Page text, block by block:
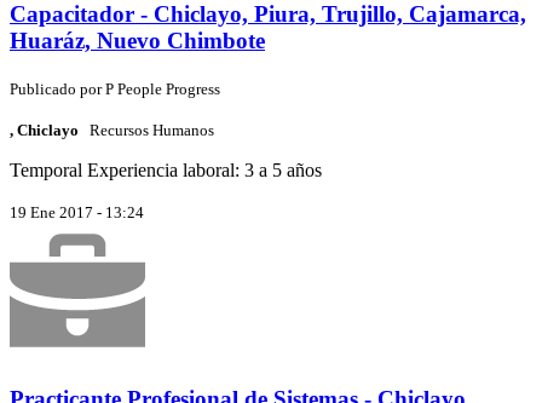
Capacitador - Chiclayo, Piura, Trujillo, Cajamarca,
Huaráz, Nuevo Chimbote
Publicado porP People Progress
, Chiclayo Recursos Humanos
Temporal Experiencia laboral: 3 a 5 años
19 Ene 2017 - 13:24